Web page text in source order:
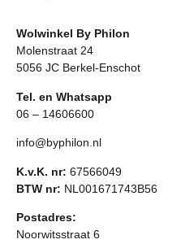
Wolwinkel By Philon
Molenstraat 24
5056 JC Berkel-Enschot
Tel. en Whatsapp
06 – 14606600
info@byphilon.nl
K.v.K. nr: 67566049
BTW nr: NL001671743B56
Postadres:
Noorwitsstraat 6